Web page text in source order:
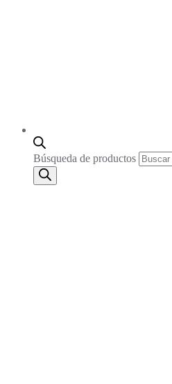
Búsqueda de productos